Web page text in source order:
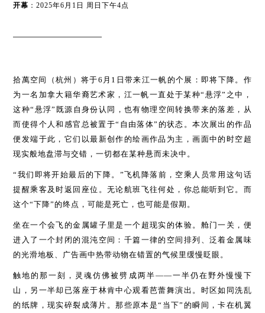
开幕 ：2025年6月1日 周日下午4点
拾萬空间（杭州）将于6月1日带来江一帆的个展：即将下降。作
为一名加拿大籍华裔艺术家，江一帆一直处于某种“悬浮”之中，
这种“悬浮”既源自身份认同，也有物理空间转换带来的落差，从
而使得个人和感官总被置于“自由落体”的状态。本次展出的作品
便发端于此，它们以最新创作的绘画作品为主，画面中的时空超
现实般地盘滞与交错，一切都在某种悬而未决中。
“我们即将开始最后的下降。”飞机降落前，空乘人员常用这句话
提醒乘客及时返回座位。无论航班飞往何处，你总能听到它。而
这个“下降”的终点，可能是死亡，也可能是假期。
坐在一个会飞的金属罐子里是一个超现实的体验。舱门一关，便
进入了一个封闭的混沌空间：千篇一律的空间排列、泛着金属味
的光滑地板、广告画中热带动物在错置的气候里缓慢眨眼。
触地的那一刻，灵魂仿佛被劈成两半——一半仍在野外慢慢下
山，另一半却已落座于林肯中心观看芭蕾舞演出。时区如同洗乱
的纸牌，现实碎裂成薄片。那些原本是“当下”的瞬间，卡在机翼